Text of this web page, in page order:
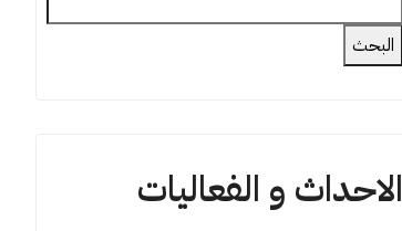
البحث
الاحداث و الفعاليات